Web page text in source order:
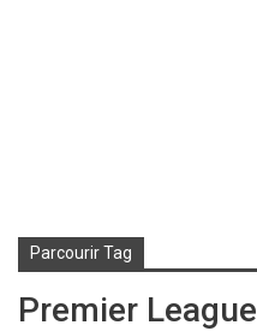
Parcourir Tag
Premier League